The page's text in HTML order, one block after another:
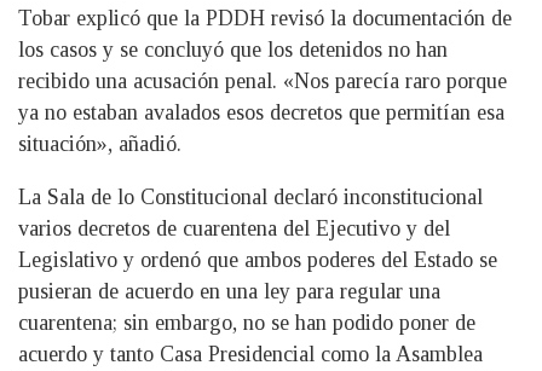
Tobar explicó que la PDDH revisó la documentación de
los casos y se concluyó que los detenidos no han
recibido una acusación penal. «Nos parecía raro porque
ya no estaban avalados esos decretos que permitían esa
situación», añadió.
La Sala de lo Constitucional declaró inconstitucional
varios decretos de cuarentena del Ejecutivo y del
Legislativo y ordenó que ambos poderes del Estado se
pusieran de acuerdo en una ley para regular una
cuarentena; sin embargo, no se han podido poner de
acuerdo y tanto Casa Presidencial como la Asamblea